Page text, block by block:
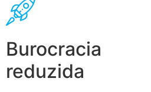
Burocracia
reduzida